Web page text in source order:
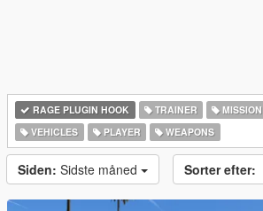
RAGE PLUGIN HOOK TRAINER MISSION
VEHICLES
PLAYER WEAPONS
Siden: Sidste måned Sorter efter: